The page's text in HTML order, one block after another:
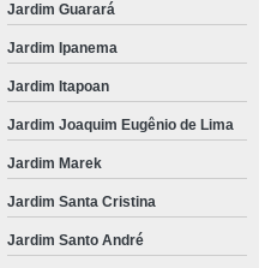
Jardim Guarará
Jardim Ipanema
Jardim Itapoan
Jardim Joaquim Eugênio de Lima
Jardim Marek
Jardim Santa Cristina
Jardim Santo André